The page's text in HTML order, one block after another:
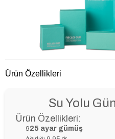
Ürün Özellikleri
Su Yolu
Ürün Özellikleri:
925 ayar gümüş